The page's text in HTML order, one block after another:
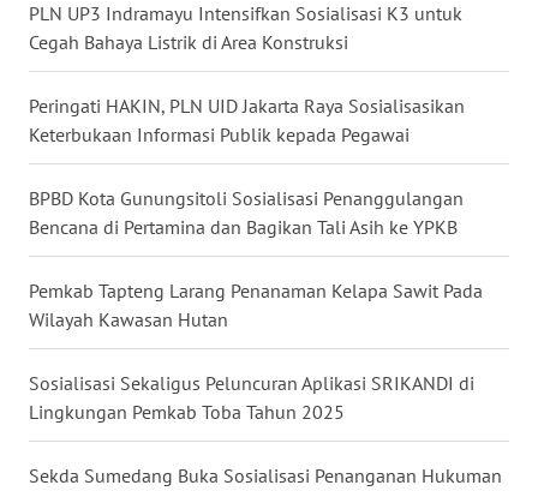
PLN UP3 Indramayu Intensifkan Sosialisasi K3 untuk
Cegah Bahaya Listrik di Area Konstruksi
Peringati HAKIN, PLN UID Jakarta Raya Sosialisasikan
Keterbukaan Informasi Publik kepada Pegawai
BPBD Kota Gunungsitoli Sosialisasi Penanggulangan
Bencana di Pertamina dan Bagikan Tali Asih ke YPKB
Pemkab Tapteng Larang Penanaman Kelapa Sawit Pada
Wilayah Kawasan Hutan
Sosialisasi Sekaligus Peluncuran Aplikasi SRIKANDI di
Lingkungan Pemkab Toba Tahun 2025
Sekda Sumedang Buka Sosialisasi Penanganan Hukuman
WN
MALUKU
WN
WN
WN
DANAU
WN
NIAS